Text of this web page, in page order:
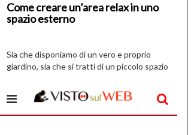
Come creare un’area relax in uno
spazio esterno
Sia che disponiamo di un vero e proprio
giardino, sia che si tratti di un piccolo spazio